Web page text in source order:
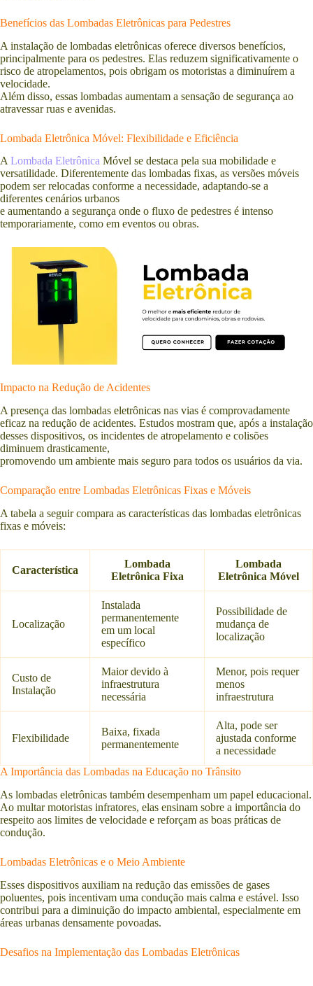
Benefícios das Lombadas Eletrônicas para Pedestres
A instalação de lombadas eletrônicas oferece diversos benefícios,
principalmente para os pedestres. Elas reduzem significativamente o
risco de atropelamentos, pois obrigam os motoristas a diminuírem a
velocidade.
Além disso, essas lombadas aumentam a sensação de segurança ao
atravessar ruas e avenidas.
Lombada Eletrônica Móvel: Flexibilidade e Eficiência
A Lombada Eletrônica Móvel se destaca pela sua mobilidade e
versatilidade. Diferentemente das lombadas fixas, as versões móveis
podem ser relocadas conforme a necessidade, adaptando-se a
diferentes cenários urbanos
e aumentando a segurança onde o fluxo de pedestres é intenso
temporariamente, como em eventos ou obras.
Impacto na Redução de Acidentes
A presença das lombadas eletrônicas nas vias é comprovadamente
eficaz na redução de acidentes. Estudos mostram que, após a instalação
desses dispositivos, os incidentes de atropelamento e colisões
diminuem drasticamente,
promovendo um ambiente mais seguro para todos os usuários da via.
Comparação entre Lombadas Eletrônicas Fixas e Móveis
A tabela a seguir compara as características das lombadas eletrônicas
fixas e móveis:
Característica
Lombada
Eletrônica Fixa
Lombada
Eletrônica Móvel
Localização
Instalada
permanentemente
em um local
específico
Possibilidade de
mudança de
localização
Custo de
Instalação
Maior devido à
infraestrutura
necessária
Menor, pois requer
menos
infraestrutura
Flexibilidade
Baixa, fixada
permanentemente
Alta, pode ser
ajustada conforme
a necessidade
A Importância das Lombadas na Educação no Trânsito
As lombadas eletrônicas também desempenham um papel educacional.
Ao multar motoristas infratores, elas ensinam sobre a importância do
respeito aos limites de velocidade e reforçam as boas práticas de
condução.
Lombadas Eletrônicas e o Meio Ambiente
Esses dispositivos auxiliam na redução das emissões de gases
poluentes, pois incentivam uma condução mais calma e estável. Isso
contribui para a diminuição do impacto ambiental, especialmente em
áreas urbanas densamente povoadas.
Desafios na Implementação das Lombadas Eletrônicas